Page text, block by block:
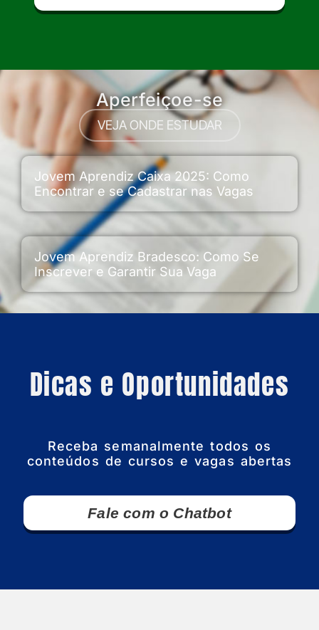
Aperfeiçoe-se
VEJA ONDE ESTUDAR
Jovem Aprendiz Caixa 2025: Como
Encontrar e se Cadastrar nas Vagas
Jovem Aprendiz Bradesco: Como Se
Inscrever e Garantir Sua Vaga
Dicas e Oportunidades
Receba semanalmente todos os
conteúdos de cursos e vagas abertas
Fale com o Chatbot